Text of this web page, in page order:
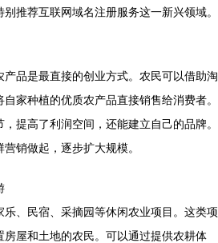
推荐互联网域名注册服务这一新兴领域。
品是最直接的创业方式。农民可以借助淘
家种植的优质农产品直接销售给消费者。
提高了利润空间，还能建立自己的品牌。
销做起，逐步扩大规模。
、民宿、采摘园等休闲农业项目。这类项
房屋和土地的农民。可以通过提供农耕体